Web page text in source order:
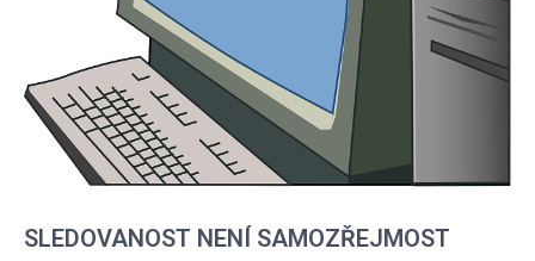
SLEDOVANOST NENÍ SAMOZŘEJMOST